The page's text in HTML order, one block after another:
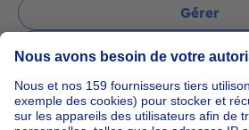
Gérer
Poser une
Accueil
Agences